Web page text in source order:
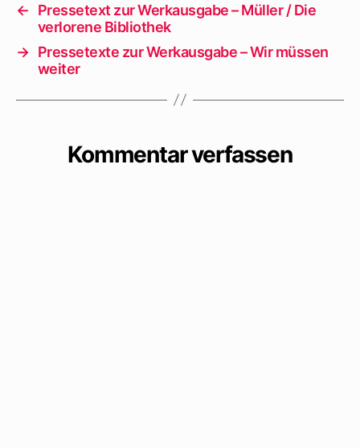
←
Pressetext zur Werkausgabe – Müller / Die
verlorene Bibliothek
→ Pressetexte zur Werkausgabe – Wir müssen
weiter
Kommentar verfassen